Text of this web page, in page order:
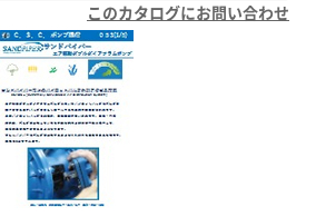
このカタログにお問い合わせ